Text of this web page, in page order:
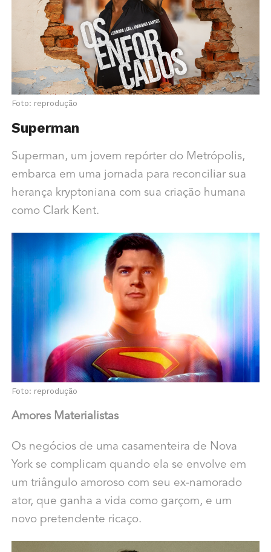
Foto: reprodução
Superman
Superman, um jovem repórter do Metrópolis,
embarca em uma jornada para reconciliar sua
herança kryptoniana com sua criação humana
como Clark Kent.
Foto: reprodução
Amores Materialistas
Os negócios de uma casamenteira de Nova
York se complicam quando ela se envolve em
um triângulo amoroso com seu ex-namorado
ator, que ganha a vida como garçom, e um
novo pretendente ricaço.